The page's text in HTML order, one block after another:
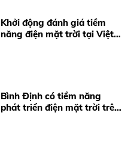
Khởi động đánh giá tiềm
năng điện mặt trời tại Việt
Bình Định có tiềm năng
phát triển điện mặt trời trên